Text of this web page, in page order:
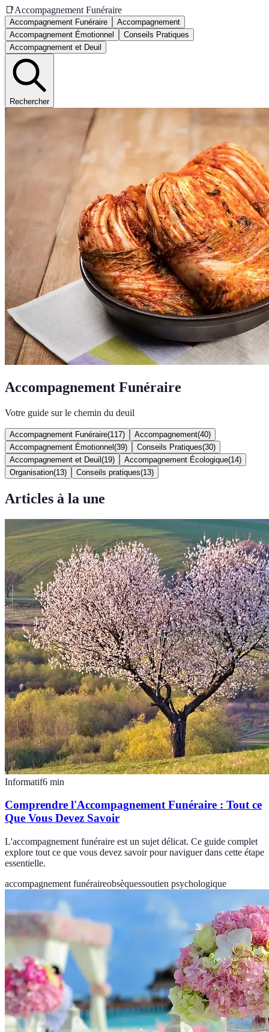
📑Accompagnement Funéraire
Accompagnement Funéraire
Accompagnement
Accompagnement Émotionnel
Conseils Pratiques
Accompagnement et Deuil
Rechercher
Accompagnement Funéraire
Votre guide sur le chemin du deuil
Accompagnement Funéraire(117) Accompagnement(40)
Accompagnement Émotionnel (39) Conseils Pratiques(30)
Accompagnement et Deuil (19) Accompagnement Écologique(14)
Organisation(13) Conseils pratiques(13)
Articles à la une
Informatif6 min
Comprendre l'Accompagnement Funéraire : Tout ce
Que Vous Devez Savoir
L'accompagnement funéraire est un sujet délicat. Ce guide complet
explore tout ce que vous devez savoir pour naviguer dans cette étape
essentielle.
accompagnement funéraireobsèquessoutien psychologique